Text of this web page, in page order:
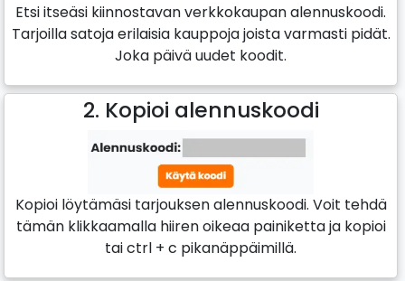
Etsi itseäsi kiinnostavan verkkokaupan alennuskoodi.
Tarjoilla satoja erilaisia kauppoja joista varmasti pidät.
Joka päivä uudet koodit.
2. Kopioi alennuskoodi
Kopioi löytämäsi tarjouksen alennuskoodi. Voit tehdä
tämän klikkaamalla hiiren oikeaa painiketta ja kopioi
tai ctrl + c pikanäppäimillä.